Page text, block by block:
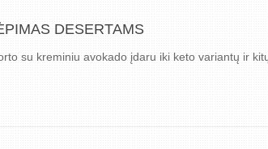
DESERTAMS
su kreminiu avokado įdaru iki keto variantų ir